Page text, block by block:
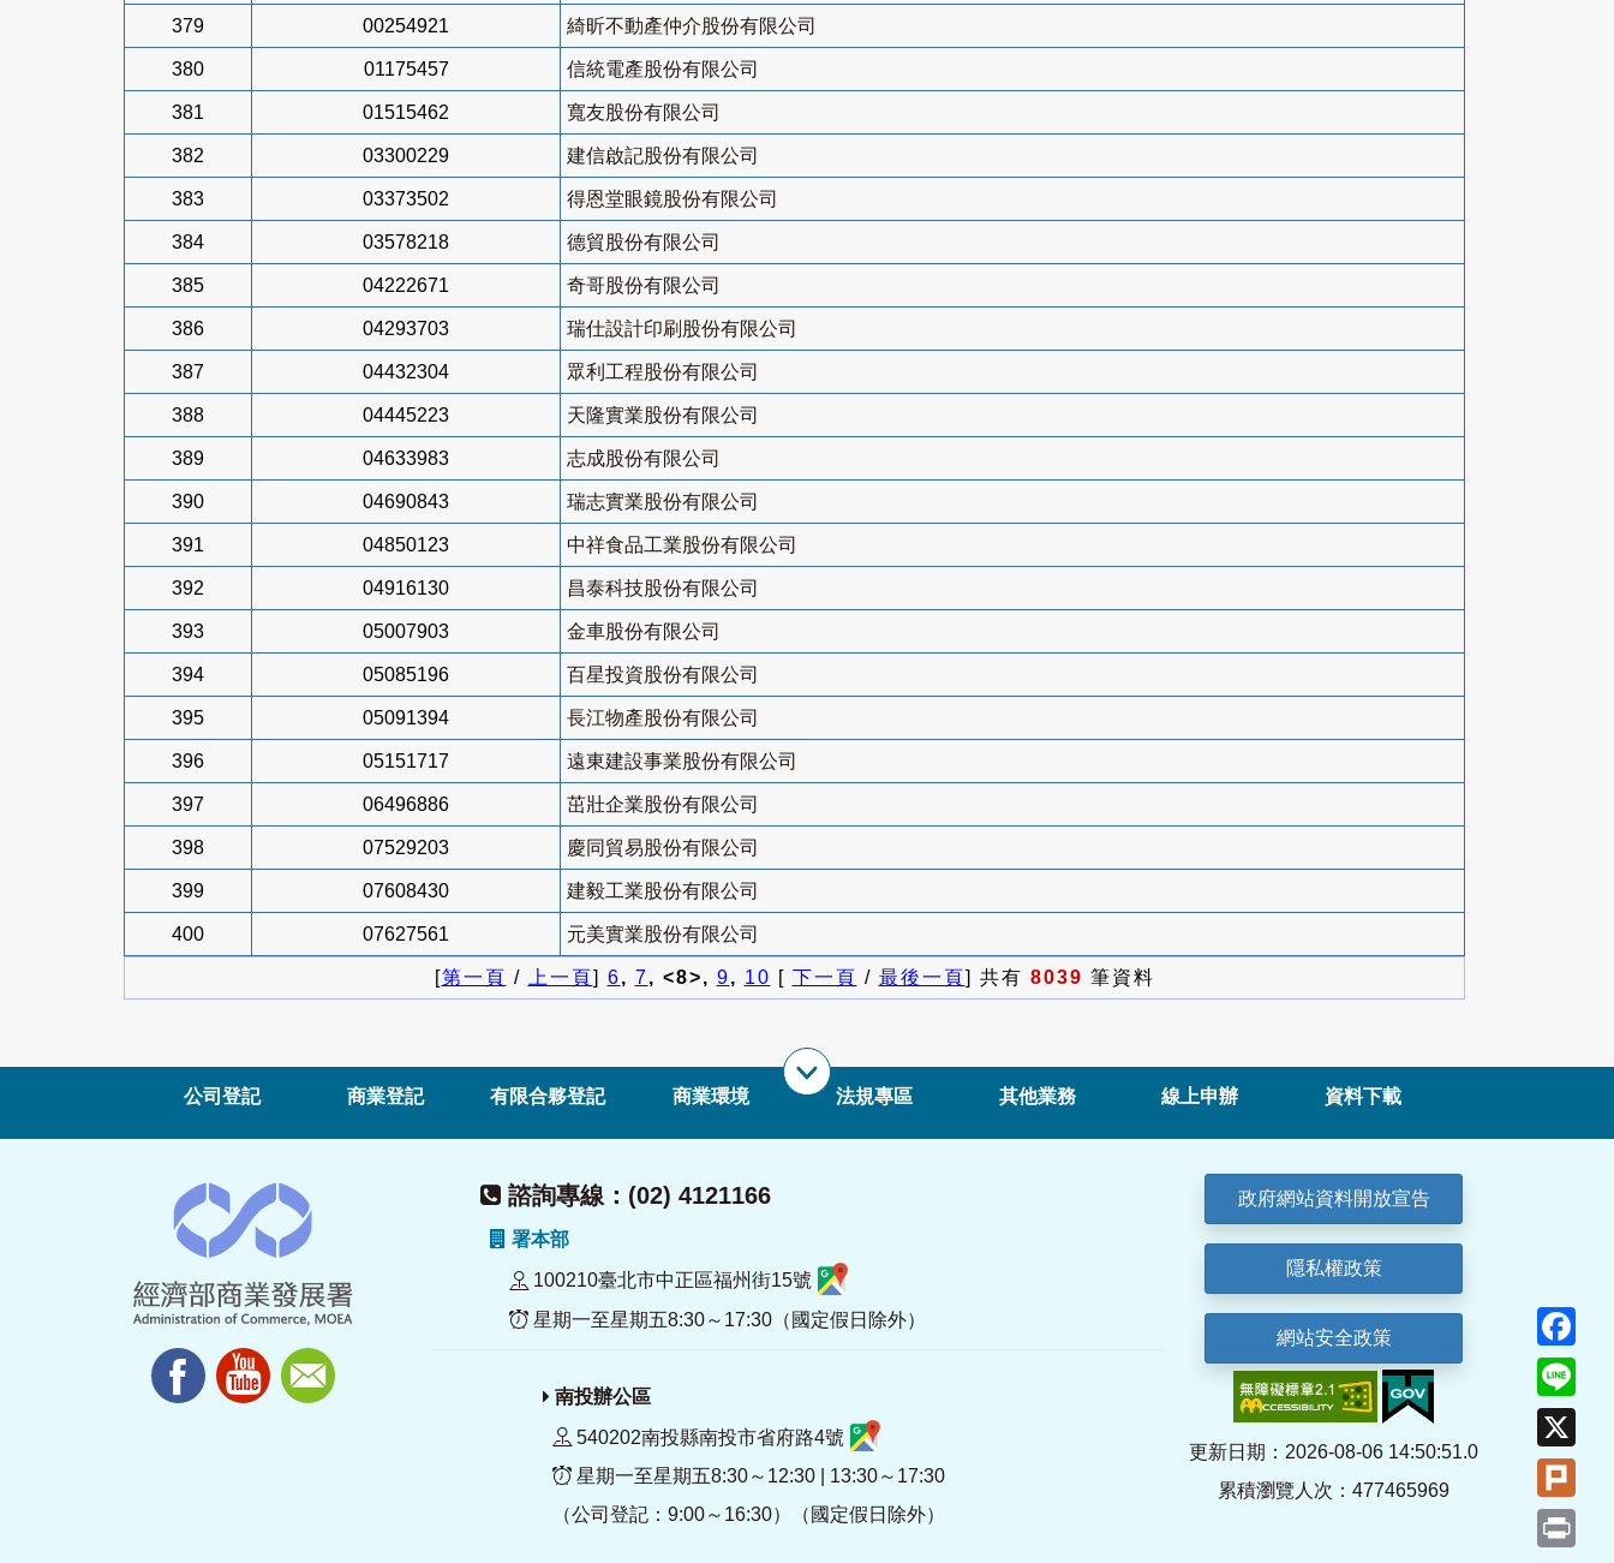
379 00254921 綺昕不動產仲介股份有限公司
380 01175457 信統電產股份有限公司
381 01515462 寬友股份有限公司
382 03300229 建信啟記股份有限公司
383 03373502 得恩堂眼鏡股份有限公司
384 03578218 德貿股份有限公司
385 04222671 奇哥股份有限公司
386 04293703 瑞仕設計印刷股份有限公司
387 04432304 眾利工程股份有限公司
388 04445223 天隆實業股份有限公司
389 04633983 志成股份有限公司
390 04690843 瑞志實業股份有限公司
391 04850123 中祥食品工業股份有限公司
392 04916130 昌泰科技股份有限公司
393 05007903 金車股份有限公司
394 05085196 百星投資股份有限公司
395 05091394 長江物產股份有限公司
396 05151717 遠東建設事業股份有限公司
397 06496886 茁壯企業股份有限公司
398 07529203 慶同貿易股份有限公司
399 07608430 建毅工業股份有限公司
400 07627561 元美實業股份有限公司
[第一頁 / 上一頁] 6, 7, <8>, 9, 10 [ 下一頁 / 最後一頁] 共有 8039 筆資料
公司登記 商業登記 有限合夥登記 商業環境 法規專區 其他業務 線上申辦 資料下載
諮詢專線：(02) 4121166
署本部
100210臺北市中正區福州街15號
星期一至星期五8:30～17:30（國定假日除外）
南投辦公區
540202南投縣南投市省府路4號
星期一至星期五8:30～12:30 | 13:30～17:30
（公司登記：9:00～16:30）（國定假日除外）
政府網站資料開放宣告
隱私權政策
網站安全政策
更新日期：2026-08-06 14:50:51.0
累積瀏覽人次：477465969